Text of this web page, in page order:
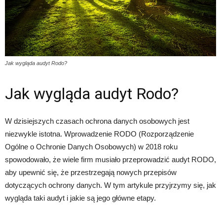
Jak wygląda audyt Rodo?
Jak wygląda audyt Rodo?
W dzisiejszych czasach ochrona danych osobowych jest
niezwykle istotna. Wprowadzenie RODO (Rozporządzenie
Ogólne o Ochronie Danych Osobowych) w 2018 roku
spowodowało, że wiele firm musiało przeprowadzić audyt RODO,
aby upewnić się, że przestrzegają nowych przepisów
dotyczących ochrony danych. W tym artykule przyjrzymy się, jak
wygląda taki audyt i jakie są jego główne etapy.